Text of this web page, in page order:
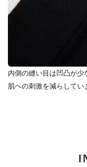
内側の縫い目は凹凸が少
肌への刺激を減らしてい